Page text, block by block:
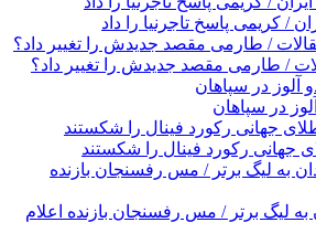
/ کریمی پاسخ تاجرنیا را داد
/ طارمی مقصد جدیدش را تغییر داد؟
در سپاهان
جهانی رکورد فینال را شکستند
لیگ برتر / مس رفسنجان بازنده اعلام